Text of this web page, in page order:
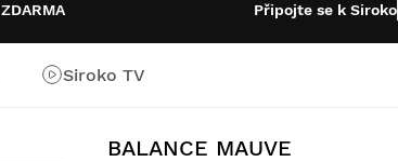
ZDARMA Připojte se k Siroko
Siroko TV
BALANCE MAUVE